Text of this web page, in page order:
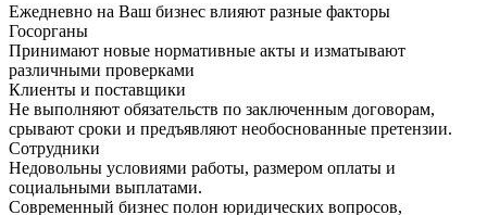
Ежедневно на Ваш бизнес влияют разные факторы
Госорганы
Принимают новые нормативные акты и изматывают
различными проверками
Клиенты и поставщики
Не выполняют обязательств по заключенным договорам,
срывают сроки и предъявляют необоснованные претензии.
Сотрудники
Недовольны условиями работы, размером оплаты и
социальными выплатами.
Современный бизнес полон юридических вопросов,